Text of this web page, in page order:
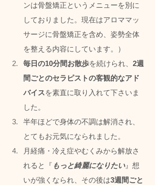
ンは骨盤矯正というメニューを別に
しておりました。現在はアロママッ
サージに骨盤矯正を含め、姿勢全体
を整える内容にしています。）
毎日の10分間お散歩を続けられ、 2週
間ごとのセラピストの客観的なアド
バイスを素直に取り入れて下さいま
した。
半年ほどで身体の不調は解消され、
とてもお元気になられました。
月経痛・冷え症やむくみから解放さ
れると『 もっと綺麗になりたい』想
いが強くなられ、その後は3週間ごと